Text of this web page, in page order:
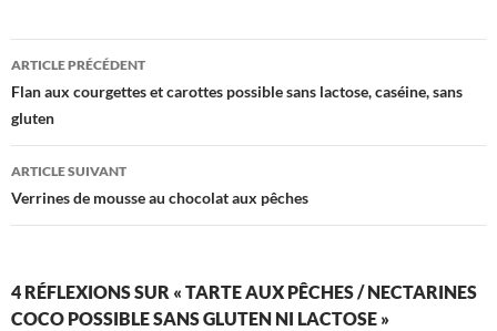
Navigation
des
articles
ARTICLE PRÉCÉDENT
Flan aux courgettes et carottes possible sans lactose, caséine, sans
gluten
ARTICLE SUIVANT
Verrines de mousse au chocolat aux pêches
4 RÉFLEXIONS SUR « TARTE AUX PÊCHES / NECTARINES
COCO POSSIBLE SANS GLUTEN NI LACTOSE »